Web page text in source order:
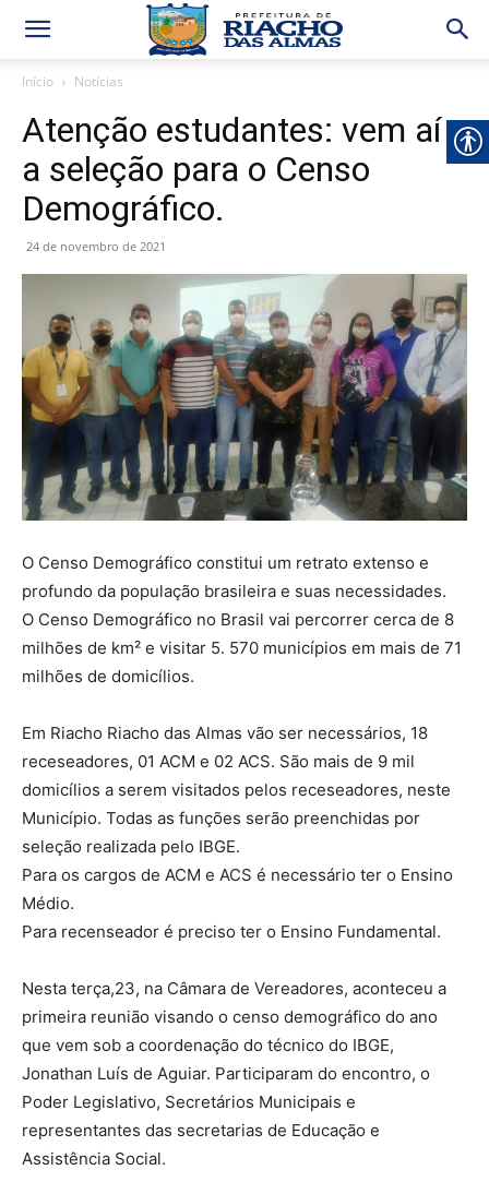
Início Notícias
Atenção estudantes: vem aí
a seleção para o Censo
Demográfico.
24 de novembro de 2021
O Censo Demográfico constitui um retrato extenso e
profundo da população brasileira e suas necessidades.
O Censo Demográfico no Brasil vai percorrer cerca de 8
milhões de km² e visitar 5. 570 municípios em mais de 71
milhões de domicílios.
Em Riacho Riacho das Almas vão ser necessários, 18
receseadores, 01 ACM e 02 ACS. São mais de 9 mil
domicílios a serem visitados pelos receseadores, neste
Município. Todas as funções serão preenchidas por
seleção realizada pelo IBGE.
Para os cargos de ACM e ACS é necessário ter o Ensino
Médio.
Para recenseador é preciso ter o Ensino Fundamental.
Nesta terça,23, na Câmara de Vereadores, aconteceu a
primeira reunião visando o censo demográfico do ano
que vem sob a coordenação do técnico do IBGE,
Jonathan Luís de Aguiar. Participaram do encontro, o
Poder Legislativo, Secretários Municipais e
representantes das secretarias de Educação e
Assistência Social.